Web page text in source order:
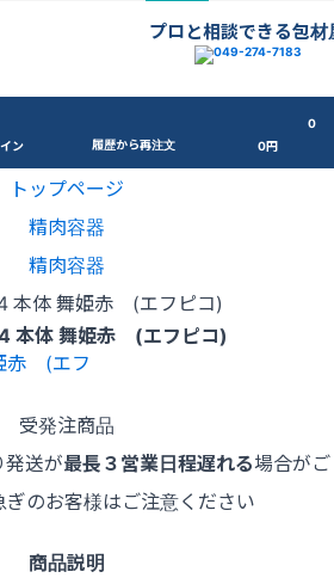
プロと相談できる包材
ン 履歴から再注文
0
0円
トップページ
精肉容器
精肉容器
本体 舞姫赤 (エフピコ)
本体 舞姫赤 (エフピコ)
受発注商品
発送が最長３営業日程遅れる場合がご
ぎのお客様はご注意ください
商品説明